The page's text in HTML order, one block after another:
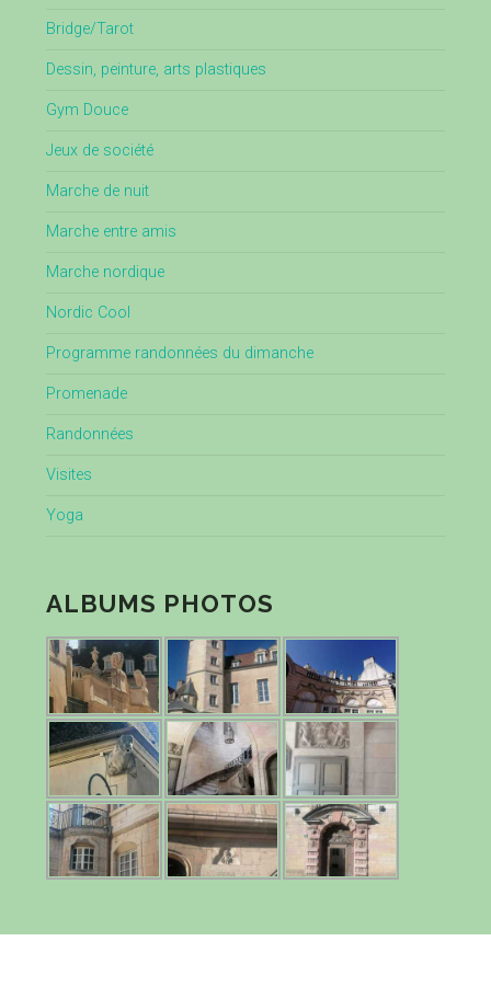
Bridge/Tarot
Dessin, peinture, arts plastiques
Gym Douce
Jeux de société
Marche de nuit
Marche entre amis
Marche nordique
Nordic Cool
Programme randonnées du dimanche
Promenade
Randonnées
Visites
Yoga
ALBUMS PHOTOS